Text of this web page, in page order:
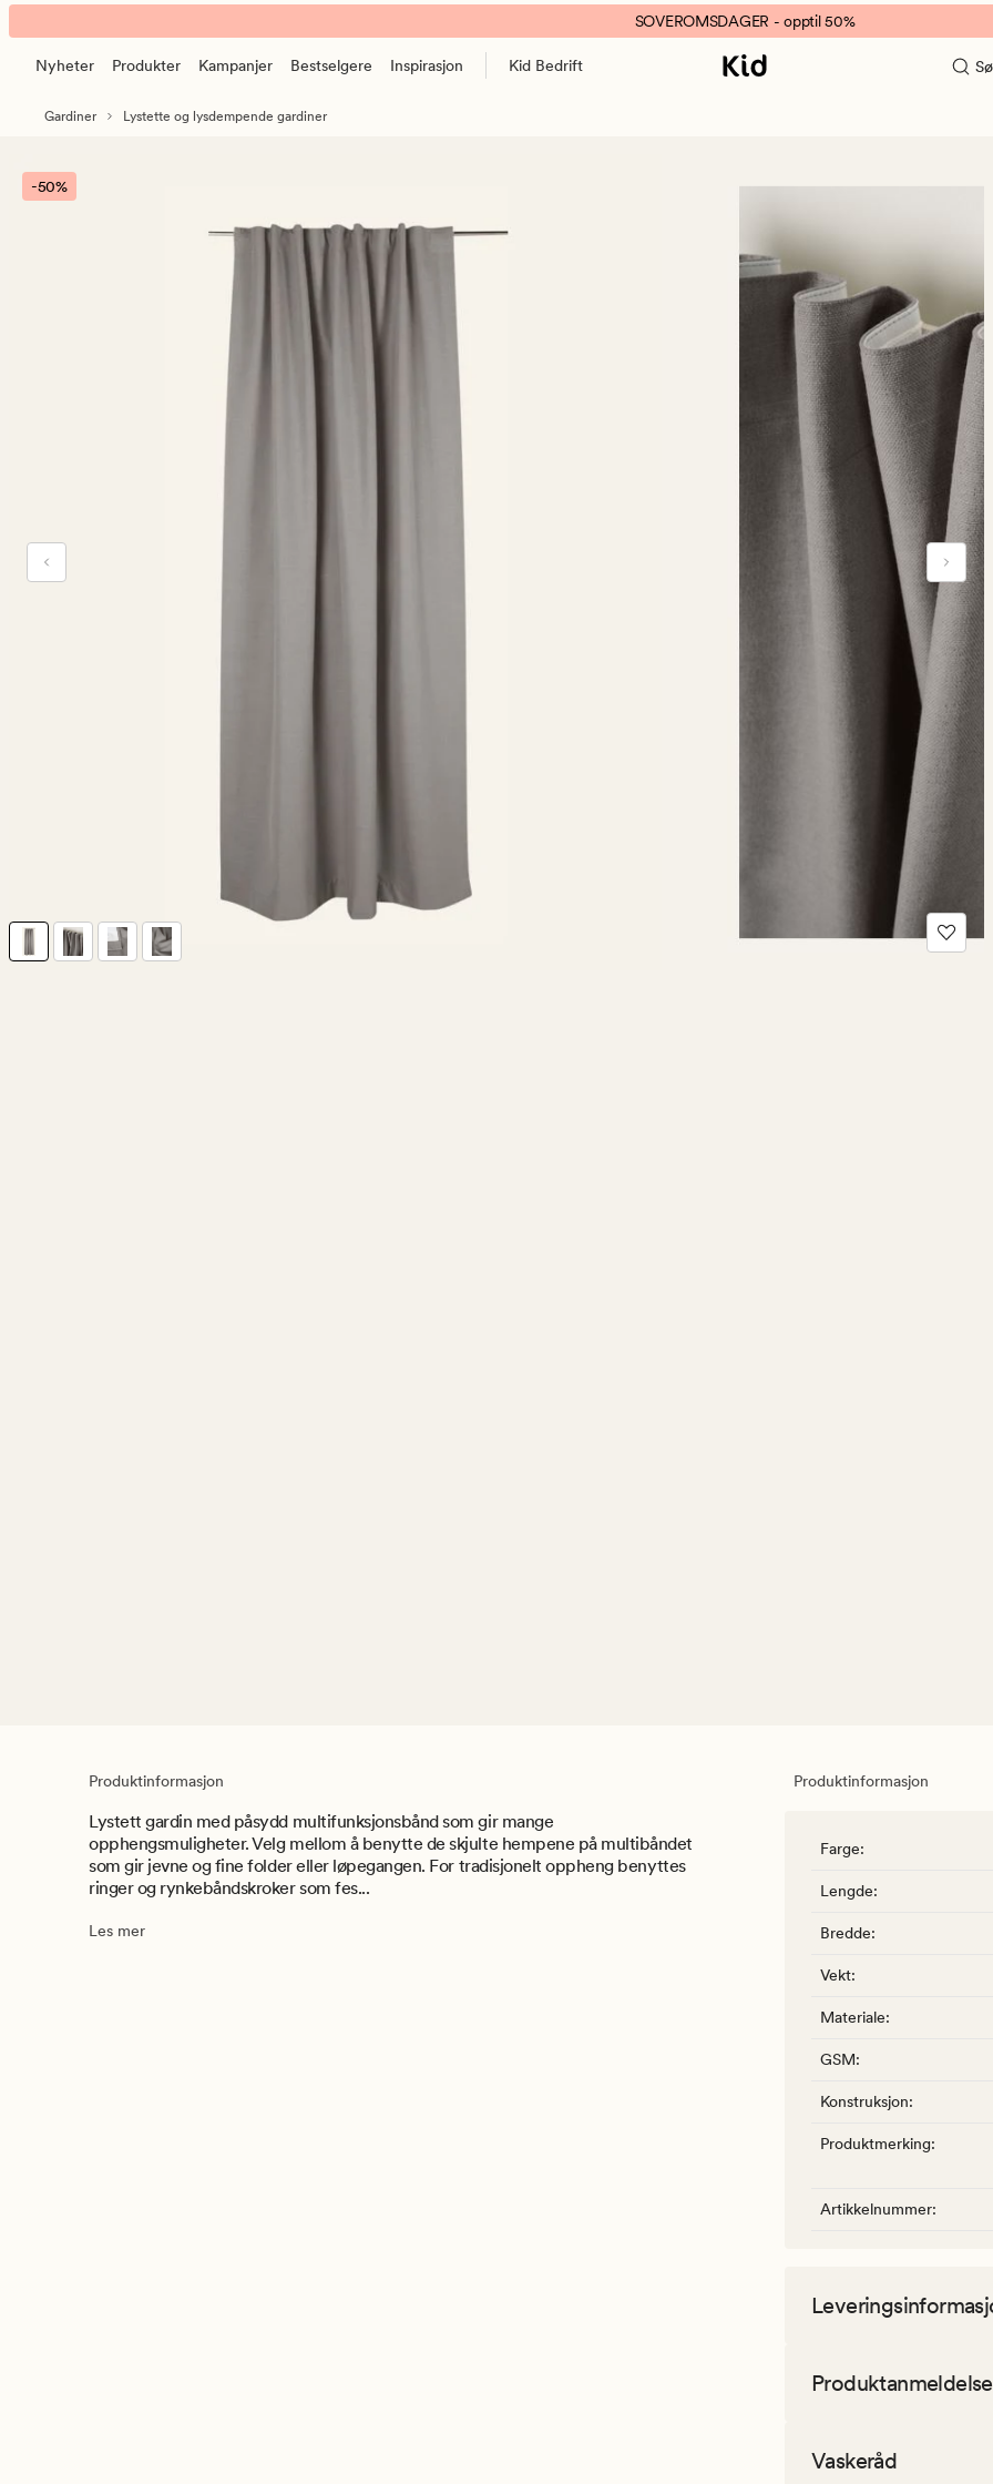
Anna
lystett
gardin
banner.
Klikk
pause.
SOVEROMSDAGER - opptil 50%
Nyheter Produkter Kampanjer Bestselgere Inspirasjon Kid Bedrift
Gardiner Lystette og lysdempende gardiner
-50%
Produktinformasjon
Lystett gardin med påsydd multifunksjonsbånd som gir mange
opphengsmuligheter. Velg mellom å benytte de skjulte hempene på multibåndet
som gir jevne og fine folder eller løpegangen. For tradisjonelt oppheng benyttes
ringer og rynkebåndskroker som fes...
Les mer
Produktinformasjon
Farge:
Lengde:
Bredde:
Vekt:
Materiale:
GSM:
Konstruksjon:
Produktmerking:
Artikkelnummer:
Vaskeråd